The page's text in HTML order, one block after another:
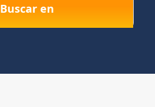
Buscar en